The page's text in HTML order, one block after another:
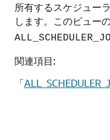
所有するスケジュー
します。このビュー
関連項目:
「